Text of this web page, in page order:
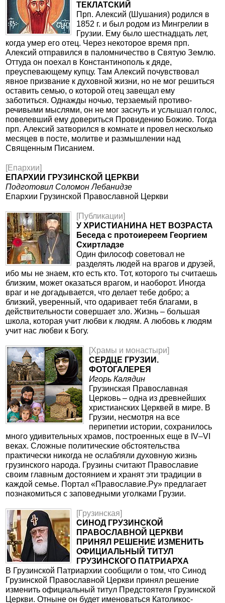
ТЕКЛАТСКИЙ
Прп. Алексий (Шушания) родился в
1852 г. и был родом из Мингрелии в
Грузии. Ему было шестнадцать лет,
когда умер его отец. Через некоторое время прп.
Алексий отпра­вился в паломничество в Святую Землю.
Оттуда он поехал в Константинополь к дяде,
преуспевающему купцу. Там Алексий почувствовал
явное призвание к духовной жизни, но не мог решиться
оставить семью, о которой отец завещал ему
заботиться. Однажды ночью, терзаемый противо­
речивыми мыслями, он не мог заснуть и услышал голос,
повелевший ему довериться Провидению Божию. Тогда
прп. Алексий затворился в комнате и провел несколько
ме­сяцев в посте, молитве и размышлении над
Священным Писанием.
[Епархии]
ЕПАРХИИ ГРУЗИНСКОЙ ЦЕРКВИ
Подготовил Соломон Лебанидзе
Епархии Грузинской Православной Церкви
[Публикации]
У ХРИСТИАНИНА НЕТ ВОЗРАСТА
Беседа с протоиереем Георгием
Схиртладзе
Один философ советовал не
разделять людей на врагов и друзей,
ибо мы не знаем, кто есть кто. Тот, которого ты считаешь
близким, может оказаться врагом, и наоборот. Иногда
враг и не догадывается, что делает тебе добро; а
близкий, уверенный, что одаривает тебя благами, в
действительности совершает зло. Жизнь – большая
школа, которая учит любви к людям. А любовь к людям
учит нас любви к Богу.
[Храмы и монастыри]
СЕРДЦЕ ГРУЗИИ.
ФОТОГАЛЕРЕЯ
Игорь Калядин
Грузинская Православная
Церковь – одна из древнейших
христианских Церквей в мире. В
Грузии, несмотря на все
перипетии истории, сохранилось
много удивительных храмов, построенных еще в IV–VI
веках. Сложные политические обстоятельства
практически никогда не ослабляли духовную жизнь
грузинского народа. Грузины считают Православие
своим главным достоянием и хранят эти традиции в
каждой семье. Портал «Православие.Ру» предлагает
познакомиться с заповедными уголками Грузии.
[Грузинская]
СИНОД ГРУЗИНСКОЙ
ПРАВОСЛАВНОЙ ЦЕРКВИ
ПРИНЯЛ РЕШЕНИЕ ИЗМЕНИТЬ
ОФИЦИАЛЬНЫЙ ТИТУЛ
ГРУЗИНСКОГО ПАТРИАРХА
В Грузинской Патриархии сообщили о том, что Синод
Грузинской Православной Церкви принял решение
изменить официальный титул Предстоятеля Грузинской
Церкви. Отныне он будет именоваться Католикос-